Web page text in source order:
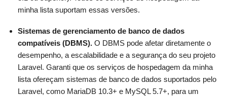
minha lista suportam essas versões.
Sistemas de gerenciamento de banco de dados
compatíveis (DBMS). O DBMS pode afetar diretamente o
desempenho, a escalabilidade e a segurança do seu projeto
Laravel. Garanti que os serviços de hospedagem da minha
lista ofereçam sistemas de banco de dados suportados pelo
Laravel, como MariaDB 10.3+ e MySQL 5.7+, para um